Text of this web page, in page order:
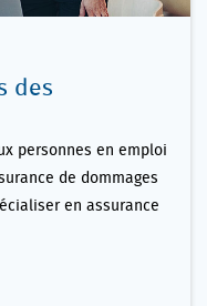
des
personnes en emploi
de dommages
en assurance